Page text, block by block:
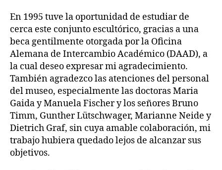
En 1995 tuve la oportunidad de estudiar de
cerca este conjunto escultórico, gracias a una
beca gentilmente otorgada por la Oficina
Alemana de Intercambio Académico (DAAD), a
la cual deseo expresar mi agradecimiento.
También agradezco las atenciones del personal
del museo, especialmente las doctoras Maria
Gaida y Manuela Fischer y los señores Bruno
Timm, Gunther Lütschwager, Marianne Neide y
Dietrich Graf, sin cuya amable colaboración, mi
trabajo hubiera quedado lejos de alcanzar sus
objetivos.